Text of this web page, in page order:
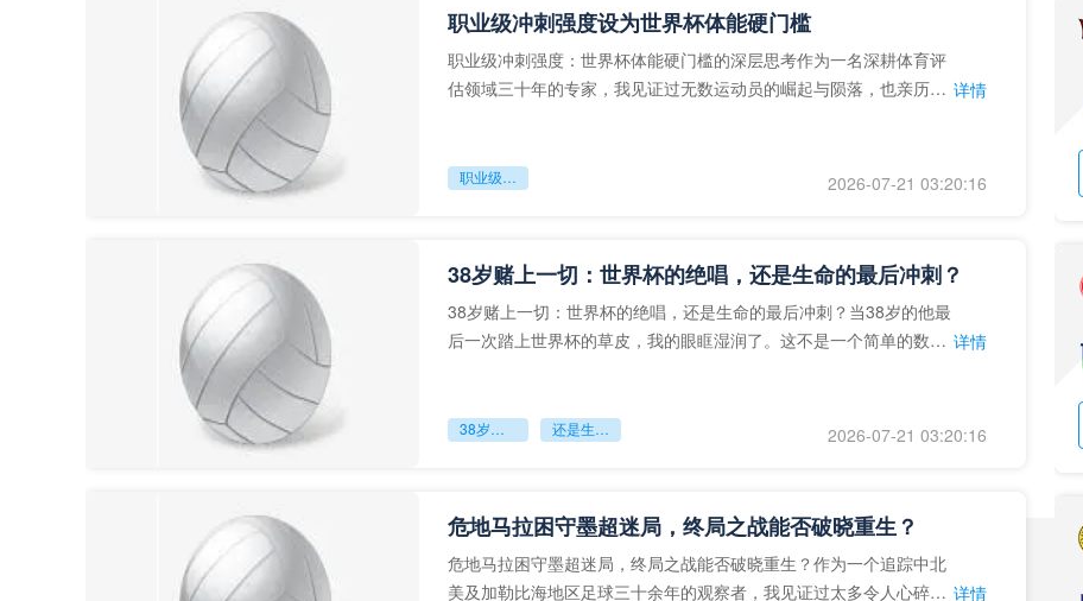
职业级冲刺强度设为世界杯体能硬门槛
职业级冲刺强度：世界杯体能硬门槛的深层思考作为一名深耕体育评
估领域三十年的专家，我见证过无数运动员的崛起与陨落，也亲历了 详情
职业级冲刺强度设为世界杯体能硬门槛 2026-07-21 03:20:16
38岁赌上一切：世界杯的绝唱，还是生命的最后冲刺？
38岁赌上一切：世界杯的绝唱，还是生命的最后冲刺？当38岁的他最
后一次踏上世界杯的草皮，我的眼眶湿润了。这不是一个简单的数
详情
38岁赌上一切：世界杯的绝唱 还是生命的最后冲刺？ 2026-07-21 03:20:16
危地马拉困守墨超迷局，终局之战能否破晓重生？
危地马拉困守墨超迷局，终局之战能否破晓重生？作为一个追踪中北
美及加勒比海地区足球三十余年的观察者，我见证过太多令人心碎的 详情